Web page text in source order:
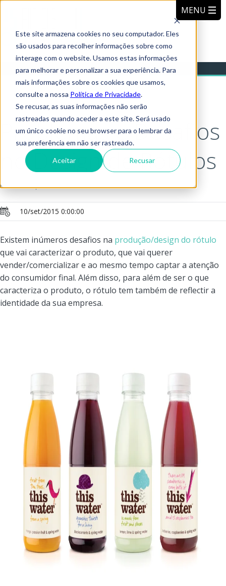
Este site armazena cookies no seu computador. Eles
são usados para recolher informações sobre como
interage com o website. Usamos estas informações
para melhorar e personalizar a sua experiência. Para
mais informações sobre os cookies que usamos,
consulte a nossa Política de Privacidade.
Se recusar, as suas informações não serão
rastreadas quando aceder a este site. Será usado
um único cookie no seu browser para o lembrar da
sua preferência em não ser rastreado.
Aceitar Recusar
Problemas e Desafios
no Design de Rótulos
Publicado por:Ricardo Costa
10/set/2015 0:00:00
Existem inúmeros desafios na produção/design do rótulo
que vai caracterizar o produto, que vai querer
vender/comercializar e ao mesmo tempo captar a atenção
do consumidor final. Além disso, para além de ser o que
caracteriza o produto, o rótulo tem também de reflectir a
identidade da sua empresa.